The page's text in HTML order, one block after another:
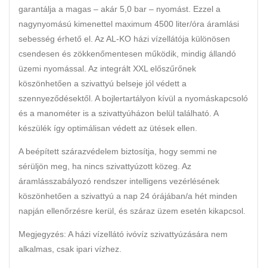
garantálja a magas – akár 5,0 bar – nyomást. Ezzel a
nagynyomású kimenettel maximum 4500 liter/óra áramlási
sebesség érhető el. Az AL-KO házi vízellátója különösen
csendesen és zökkenőmentesen működik, mindig állandó
üzemi nyomással. Az integrált XXL előszűrőnek
köszönhetően a szivattyú belseje jól védett a
szennyeződésektől. A bojlertartályon kívül a nyomáskapcsoló
és a manométer is a szivattyúházon belül található. A
készülék így optimálisan védett az ütések ellen.
A beépített szárazvédelem biztosítja, hogy semmi ne
sérüljön meg, ha nincs szivattyúzott közeg. Az
áramlásszabályozó rendszer intelligens vezérlésének
köszönhetően a szivattyú a nap 24 órájában/a hét minden
napján ellenőrzésre kerül, és száraz üzem esetén kikapcsol.
Megjegyzés: A házi vízellátó ivóvíz szivattyúzására nem
alkalmas, csak ipari vízhez.